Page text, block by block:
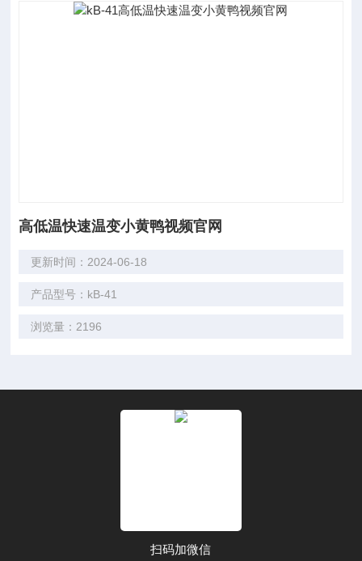
高低温快速温变小黄鸭视频官网
更新时间：2024-06-18
产品型号：kB-41
浏览量：2196
扫码加微信